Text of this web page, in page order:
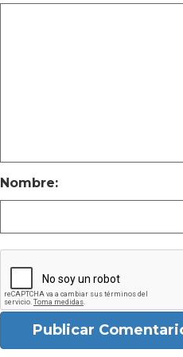
Nombre:
Publicar